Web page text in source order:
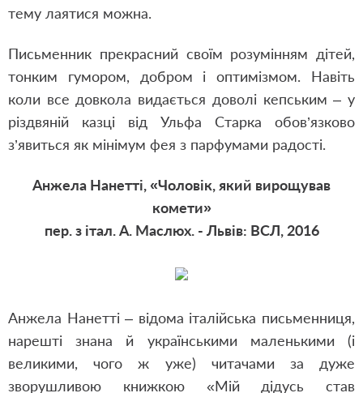
тему лаятися можна.
Письменник прекрасний своїм розумінням дітей,
тонким гумором, добром і оптимізмом. Навіть
коли все довкола видається доволі кепським – у
різдвяній казці від Ульфа Старка обов’язково
з’явиться як мінімум фея з парфумами радості.
Анжела Нанетті, «Чоловік, який вирощував
комети»
пер. з італ. А. Маслюх. - Львів: ВСЛ, 2016
Анжела Нанетті – відома італійська письменниця,
нарешті знана й українськими маленькими (і
великими, чого ж уже) читачами за дуже
зворушливою книжкою «Мій дідусь став